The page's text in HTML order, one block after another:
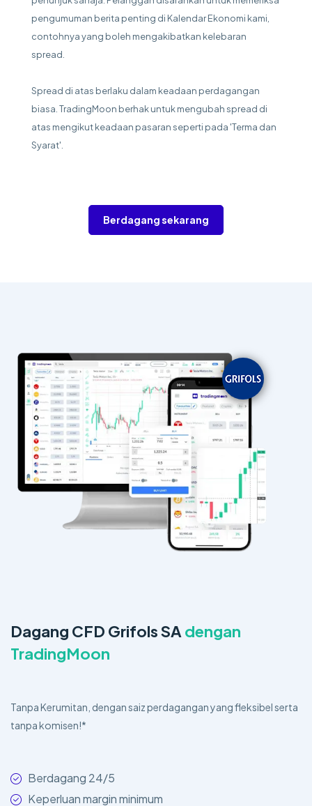
pengumuman berita penting di Kalendar Ekonomi kami,
contohnya yang boleh mengakibatkan kelebaran
spread.
Spread di atas berlaku dalam keadaan perdagangan
biasa. TradingMoon berhak untuk mengubah spread di
atas mengikut keadaan pasaran seperti pada 'Terma dan
Syarat'.
Berdagang sekarang
Dagang CFD Grifols SA dengan
TradingMoon
Tanpa Kerumitan, dengan saiz perdagangan yang fleksibel serta
tanpa komisen!*
Berdagang 24/5
Keperluan margin minimum